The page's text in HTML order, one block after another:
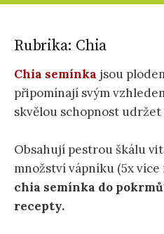
Rubrika: Chia
Chia semínka jsou
připomínají svým
skvělou schopnost
Obsahují pestrou škálu
množství vápníku (5x více
chia semínka do
recepty.